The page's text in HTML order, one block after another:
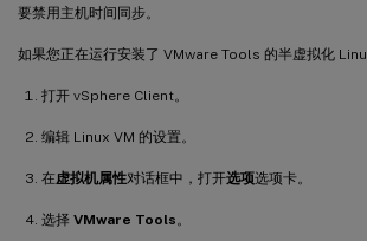
要禁用主机时间同步。
如果您正在运行安装了 VMware Tools 的半虚拟化
打开 vSphere Client。
编辑 Linux VM 的设置。
在虚拟机属性对话框中，打开选项选项卡。
选择 VMware Tools 。